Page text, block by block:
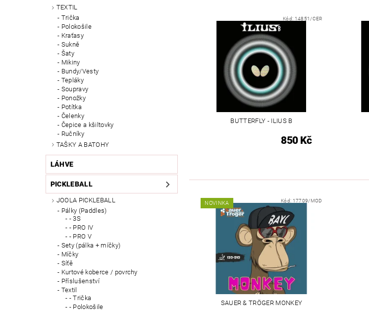
TEXTIL
Trička
Polokošile
Kraťasy
Sukně
Šaty
Mikiny
Bundy/Vesty
Tepláky
Soupravy
Ponožky
Potítka
Čelenky
Čepice a kšiltovky
Ručníky
TAŠKY A BATOHY
LÁHVE
PICKLEBALL
JOOLA PICKLEBALL
Pálky (Paddles)
- 3S
- PRO IV
- PRO V
Sety (pálka + míčky)
Míčky
Síťě
Kurtové koberce / povrchy
Příslušenství
Textil
- Trička
- Polokošile
Kód: 14851/CER
BUTTERFLY - ILIUS B
850 Kč
NOVINKA Kód: 17709/MOD
SAUER & TRÖGER MONKEY